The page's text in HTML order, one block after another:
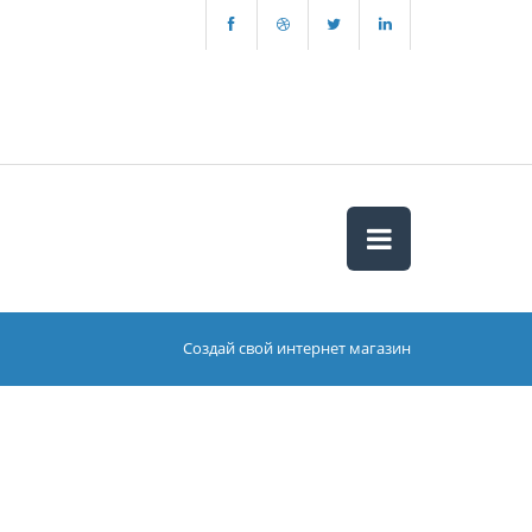
Создай свой интернет магазин